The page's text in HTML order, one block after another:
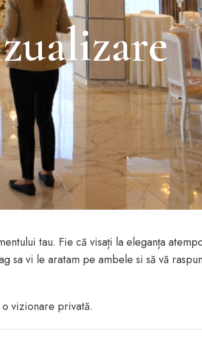
tau. Fie că visați la eleganța
sa vi le aratam pe ambele si să vă
vizionare privată.